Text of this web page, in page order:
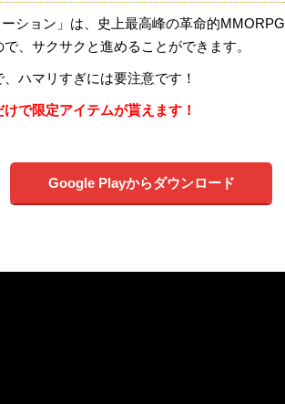
ーション」は、史上最高峰の革命的MMORPG
、サクサクと進めることができます。
ハマリすぎには要注意です！
で限定アイテムが貰えます！
Google Playからダウンロード